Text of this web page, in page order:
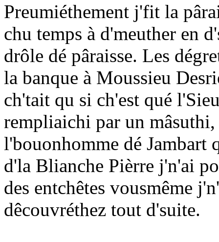
Preumiéthement j'fit la
chu temps à d'meuther en
drôle dé pâraisse. Les
la banque à Moussieu
ch'tait qu si ch'est qué
rempliaichi par un
l'bouonhomme dé Jambart
d'la Blianche Pièrre j'n'ai
des entchêtes vousmême
dêcouvréthez tout d'suite.